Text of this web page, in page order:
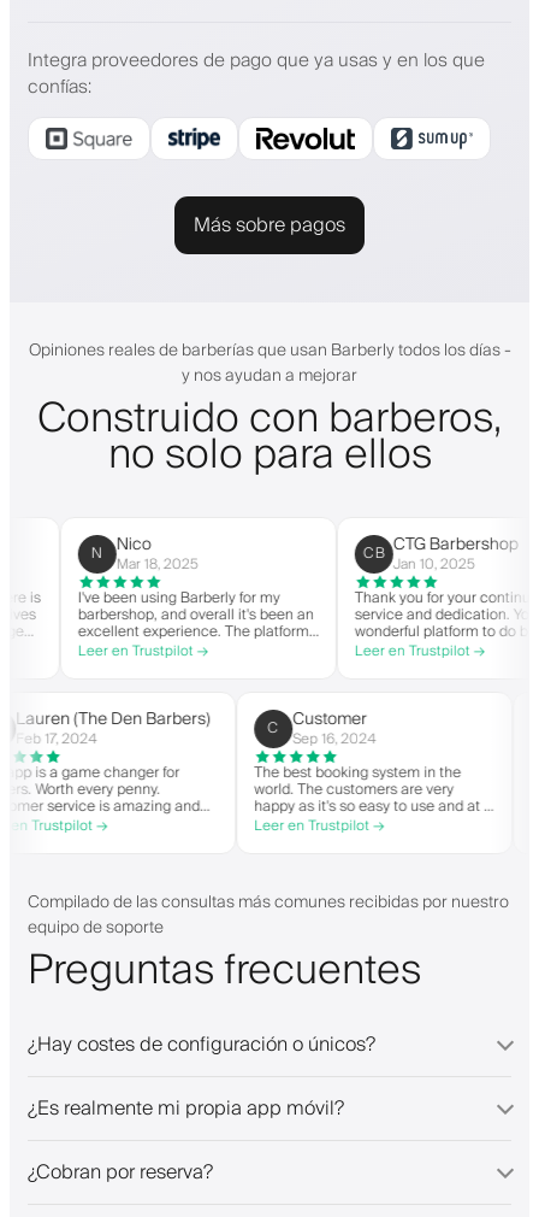
Integra proveedores de pago que ya usas y en los que
confías:
Más sobre pagos
Opiniones reales de barberías que usan Barberly todos los días -
y nos ayudan a mejorar
Construido con barberos,
no solo para ellos
N Nico
Mar 18, 2025
I've been using Barberly for my
barbershop, and overall it's been an
excellent experience. The platform
is easy to use, reliable, and has
streamlined my booking process.
helpful.
Leer en Trustpilot →
CB CTG Barbershop
Jan 10, 2025
Thank you for your continued
service and dedication. You
wonderful platform to do
with good spirit. Thank you
CTG Barbershop.
Leer en Trustpilot →
L( Lauren (The Den Barbers)
Feb 17, 2024
The app is a game changer for
barbers. Worth every penny.
Customer service is amazing and
helps with everything or whatever
they need. Definitely recommend.
Leer en Trustpilot →
C Customer
Sep 16, 2024
The best booking system in the
world. The customers are very
happy as it's so easy to use and at a
great price. Plus, you get your own
personalised app, which is good for
people offering a great booking
system.
Leer en Trustpilot →
Compilado de las consultas más comunes recibidas por nuestro
equipo de soporte
Preguntas frecuentes
¿Hay costes de configuración o únicos?
¿Es realmente mi propia app móvil?
¿Cobran por reserva?